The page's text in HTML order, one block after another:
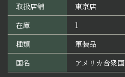
取扱店舗
東京店
在庫
1
種類
軍装品
国名
アメリカ合衆国